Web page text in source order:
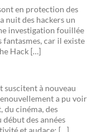
en protection des
nuit des hackers un
investigation fouillée
car il existe
Hack […]
suscitent à nouveau
a pu voir
du cinéma, des
début des années